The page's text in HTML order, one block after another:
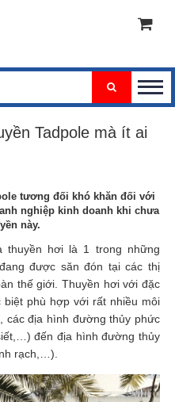
Tadpole mà ít ai
tương đối khó khăn đối với
nghiệp kinh doanh khi chưa
này.
thuyền hơi là 1 trong những
được săn đón tại các thị
thế giới. Thuyền hơi với đặc
phù hợp với rất nhiều môi
các địa hình đường thủy phức
đến địa hình đường thủy
rạch,…).